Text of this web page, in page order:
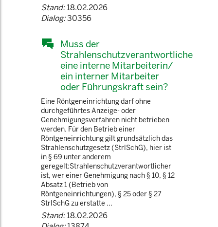
Stand:18.02.2026
Dialog:30356
Muss der
Strahlenschutzverantwortliche
eine interne Mitarbeiterin/
ein interner Mitarbeiter
oder Führungskraft sein?
Eine Röntgeneinrichtung darf ohne
durchgeführtes Anzeige- oder
Genehmigungsverfahren nicht betrieben
werden. Für den Betrieb einer
Röntgeneinrichtung gilt grundsätzlich das
Strahlenschutzgesetz (StrlSchG), hier ist
in § 69 unter anderem
geregelt:Strahlenschutzverantwortlicher
ist, wer einer Genehmigung nach § 10, § 12
Absatz 1 (Betrieb von
Röntgeneinrichtungen), § 25 oder § 27
StrlSchG zu erstatte ...
Stand:18.02.2026